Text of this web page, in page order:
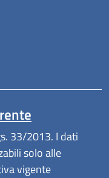
33/2013. I dati
solo alle
vigente